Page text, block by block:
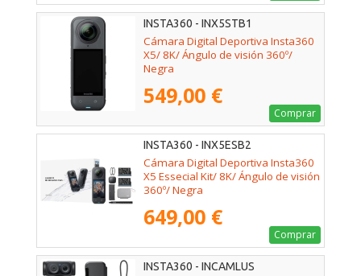
INSTA360 - INX5STB1
Cámara Digital Deportiva Insta360
X5/ 8K/ Ángulo de visión 360º/
Negra
549,00 €
Comprar
INSTA360 - INX5ESB2
Cámara Digital Deportiva Insta360
X5 Essecial Kit/ 8K/ Ángulo de visión
360º/ Negra
649,00 €
Comprar
INSTA360 - INCAMLUS